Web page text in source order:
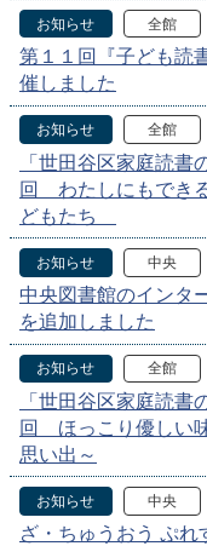
お知らせ 全館
第１１回『子ども読
催しました
お知らせ 全館
「世田谷区家庭読
回 わたしにもでき
どもたち
お知らせ 中央
中央図書館のインタ
を追加しました
お知らせ 全館
「世田谷区家庭読
回 ほっこり優しい
思い出～
お知らせ 中央
ざ・ちゅうおう ぷ